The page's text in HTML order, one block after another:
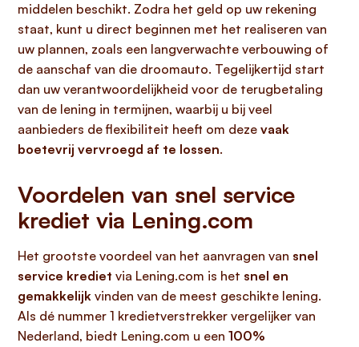
middelen beschikt. Zodra het geld op uw rekening
staat, kunt u direct beginnen met het realiseren van
uw plannen, zoals een langverwachte verbouwing of
de aanschaf van die droomauto. Tegelijkertijd start
dan uw verantwoordelijkheid voor de terugbetaling
van de lening in termijnen, waarbij u bij veel
aanbieders de flexibiliteit heeft om deze vaak
boetevrij vervroegd af te lossen.
Voordelen van snel service
krediet via Lening.com
Het grootste voordeel van het aanvragen van snel
service krediet via Lening.com is het snel en
gemakkelijk vinden van de meest geschikte lening.
Als dé nummer 1 kredietverstrekker vergelijker van
Nederland, biedt Lening.com u een 100%